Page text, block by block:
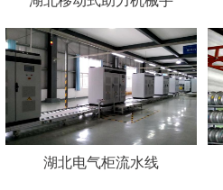
湖北电气柜流水线